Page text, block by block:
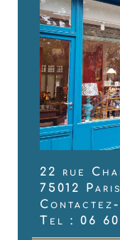
22 rue
75012 Paris
Contactez-
Tel : 06